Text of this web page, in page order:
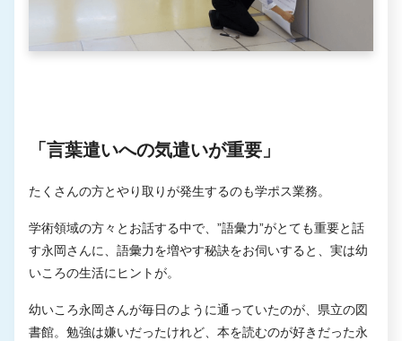
「言葉遣いへの気遣いが重要」
たくさんの方とやり取りが発生するのも学ポス業務。
学術領域の方々とお話する中で、”語彙力”がとても重要と話
す永岡さんに、語彙力を増やす秘訣をお伺いすると、実は幼
いころの生活にヒントが。
幼いころ永岡さんが毎日のように通っていたのが、県立の図
書館。勉強は嫌いだったけれど、本を読むのが好きだった永